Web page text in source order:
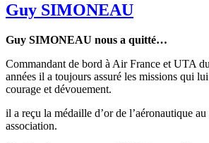
Guy SIMONEAU
Guy SIMONEAU nous a quitté…
Commandant de bord à Air France et UTA
années il a toujours assuré les missions qui
courage et dévouement.
il a reçu la médaille d’or de l’aéronautique
association.